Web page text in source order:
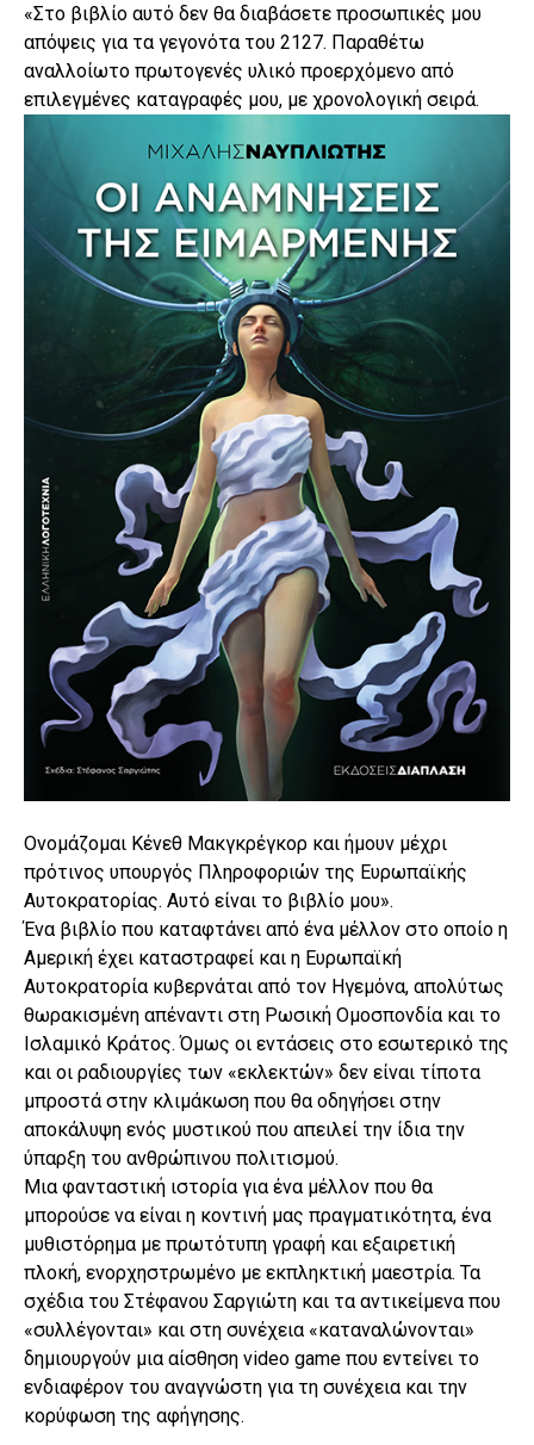
«Στο βιβλίο αυτό δεν θα διαβάσετε προσωπικές μου
απόψεις για τα γεγονότα του 2127. Παραθέτω
αναλλοίωτο πρωτογενές υλικό προερχόμενο από
επιλεγμένες καταγραφές μου, με χρονολογική σειρά.
Ονομάζομαι Κένεθ Μακγκρέγκορ και ήμουν μέχρι
πρότινος υπουργός Πληροφοριών της Ευρωπαϊκής
Αυτοκρατορίας. Αυτό είναι το βιβλίο μου».
Ένα βιβλίο που καταφτάνει από ένα μέλλον στο οποίο η
Αμερική έχει καταστραφεί και η Ευρωπαϊκή
Αυτοκρατορία κυβερνάται από τον Ηγεμόνα, απολύτως
θωρακισμένη απέναντι στη Ρωσική Ομοσπονδία και το
Ισλαμικό Κράτος. Όμως οι εντάσεις στο εσωτερικό της
και οι ραδιουργίες των «εκλεκτών» δεν είναι τίποτα
μπροστά στην κλιμάκωση που θα οδηγήσει στην
αποκάλυψη ενός μυστικού που απειλεί την ίδια την
ύπαρξη του ανθρώπινου πολιτισμού.
Μια φανταστική ιστορία για ένα μέλλον που θα
μπορούσε να είναι η κοντινή μας πραγματικότητα, ένα
μυθιστόρημα με πρωτότυπη γραφή και εξαιρετική
πλοκή, ενορχηστρωμένο με εκπληκτική μαεστρία. Τα
σχέδια του Στέφανου Σαργιώτη και τα αντικείμενα που
«συλλέγονται» και στη συνέχεια «καταναλώνονται»
δημιουργούν μια αίσθηση video game που εντείνει το
ενδιαφέρον του αναγνώστη για τη συνέχεια και την
κορύφωση της αφήγησης.